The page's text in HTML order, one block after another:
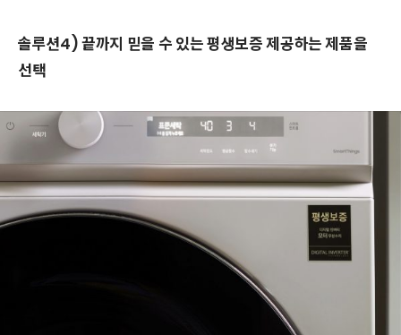
솔루션4) 끝까지 믿을 수 있는 평생보증 제공하는 제품을
선택